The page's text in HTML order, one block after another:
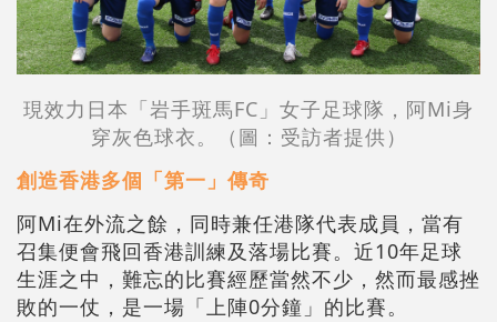
現效力日本「岩手斑馬FC」女子足球隊，阿Mi身
穿灰色球衣。（圖：受訪者提供）
創造香港多個「第一」傳奇
阿Mi在外流之餘，同時兼任港隊代表成員，當有
召集便會飛回香港訓練及落場比賽。近10年足球
生涯之中，難忘的比賽經歷當然不少，然而最感挫
敗的一仗，是一場「上陣0分鐘」的比賽。